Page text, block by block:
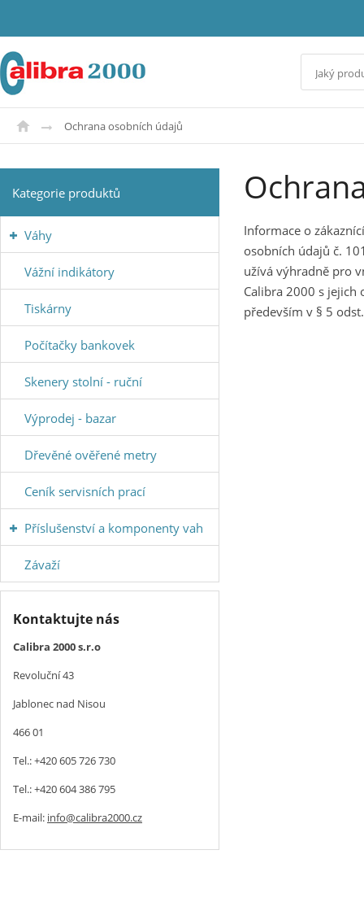
Ochrana osobních údajů
Informace o
osobních údajů č.
užívá výhradně pro
Calibra 2000 s jejich
především v § 5
Kategorie produktů
Váhy
Vážní indikátory
Tiskárny
Počítačky bankovek
Skenery stolní - ruční
Výprodej - bazar
Dřevěné ověřené metry
Ceník servisních prací
Příslušenství a komponenty vah
Závaží
Kontaktujte nás
Calibra 2000 s.r.o
Revoluční 43
Jablonec nad Nisou
466 01
Tel.: +420 605 726 730
Tel.: +420 604 386 795
E-mail: info@calibra2000.cz